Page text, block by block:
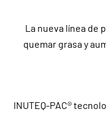
La nueva línea de
quemar grasa y
INUTEQ-PAC®